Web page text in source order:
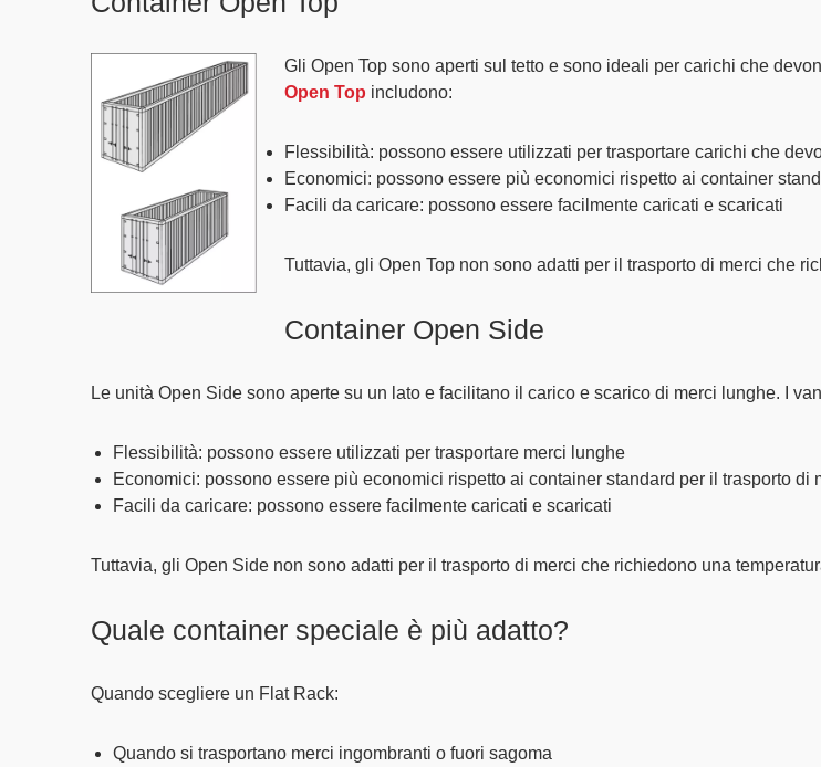
Gli Open Top sono aperti sul tetto e sono ideali per carichi che
Open Top includono:
Flessibilità: possono essere utilizzati per trasportare carichi che
Economici: possono essere più economici rispetto ai container
Facili da caricare: possono essere facilmente caricati e scaricati
Tuttavia, gli Open Top non sono adatti per il trasporto di merci che
Container Open Side
Le unità Open Side sono aperte su un lato e facilitano il carico e scarico di merci lunghe. I
Flessibilità: possono essere utilizzati per trasportare merci lunghe
Economici: possono essere più economici rispetto ai container standard per il trasporto di
Facili da caricare: possono essere facilmente caricati e scaricati
Tuttavia, gli Open Side non sono adatti per il trasporto di merci che richiedono una
Quale container speciale è più adatto?
Quando scegliere un Flat Rack:
Quando si trasportano merci ingombranti o fuori sagoma